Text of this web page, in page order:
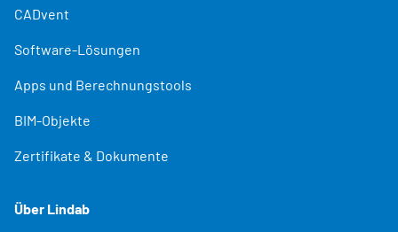
CADvent
Software-Lösungen
Apps und Berechnungstools
BIM-Objekte
Zertifikate & Dokumente
Über Lindab